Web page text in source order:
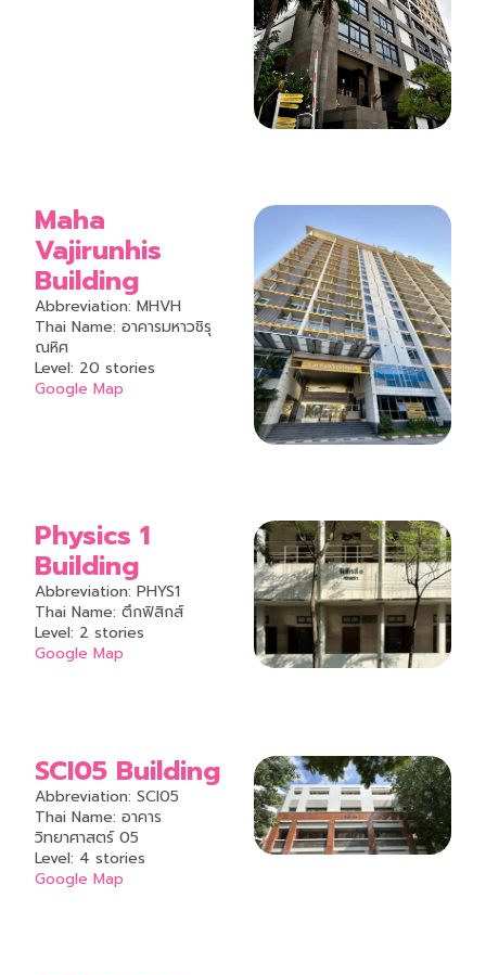
Maha
Vajirunhis
Building
Abbreviation: MHVH
Thai Name: อาคารมหาวชิรุ
ณหิศ
Level: 20 stories
Google Map
Physics 1
Building
Abbreviation: PHYS1
Thai Name: ตึกฟิสิกส์
Level: 2 stories
Google Map
SCI05 Building
Abbreviation: SCI05
Thai Name: อาคาร
วิทยาศาสตร์ 05
Level: 4 stories
Google Map